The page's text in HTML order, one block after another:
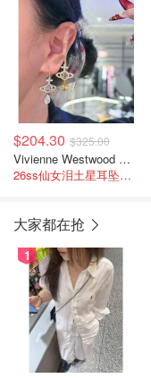
$204.30 $325.00
Vivienne Westwood Olympia 镶饰耳环
26ss仙女泪土星耳坠！绝美！
大家都在抢
1